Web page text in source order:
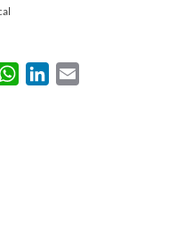
WhatsAppLinkedIn